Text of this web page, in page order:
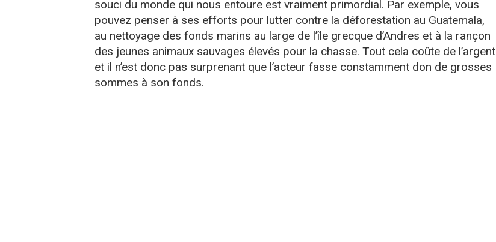
souci du monde qui nous entoure est vraiment primordial. Par exemple, vous
pouvez penser à ses efforts pour lutter contre la déforestation au Guatemala,
au nettoyage des fonds marins au large de l’île grecque d’Andres et à la rançon
des jeunes animaux sauvages élevés pour la chasse. Tout cela coûte de l’argent
et il n’est donc pas surprenant que l’acteur fasse constamment don de grosses
sommes à son fonds.